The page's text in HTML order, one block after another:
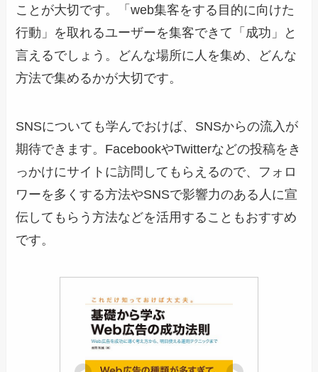
ことが大切です。「web集客をする目的に向けた
行動」を取れるユーザーを集客できて「成功」と
言えるでしょう。どんな場所に人を集め、どんな
方法で集めるかが大切です。
SNSについても学んでおけば、SNSからの流入が
期待できます。FacebookやTwitterなどの投稿をき
っかけにサイトに訪問してもらえるので、フォロ
ワーを多くする方法やSNSで影響力のある人に宣
伝してもらう方法などを活用することもおすすめ
です。